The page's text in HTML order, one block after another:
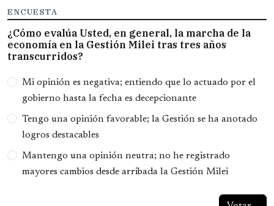
ENCUESTA
¿Cómo evalúa Usted, en general, la marcha de la
economía en la Gestión Milei tras tres años
transcurridos?
Opciones
Mi opinión es negativa; entiendo que lo actuado por el
gobierno hasta la fecha es decepcionante
Tengo una opinión favorable; la Gestión se ha anotado
logros destacables
Mantengo una opinión neutra; no he registrado
mayores cambios desde arribada la Gestión Milei